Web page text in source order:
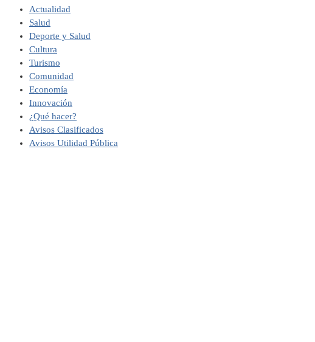
Actualidad
Salud
Deporte y Salud
Cultura
Turismo
Comunidad
Economía
Innovación
¿Qué hacer?
Avisos Clasificados
Avisos Utilidad Pública